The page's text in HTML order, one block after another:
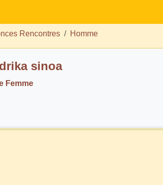
Rencontres Homme
endrika sinoa
Femme